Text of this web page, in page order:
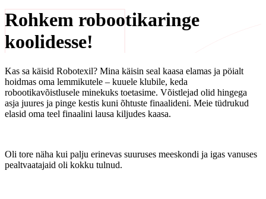
Rohkem robootikaringe
koolidesse!
Kas sa käisid Robotexil? Mina käisin seal kaasa elamas ja pöialt
hoidmas oma lemmikutele – kuuele klubile, keda
robootikavõistlusele minekuks toetasime. Võistlejad olid hingega
asja juures ja pinge kestis kuni õhtuste finaalideni. Meie tüdrukud
elasid oma teel finaalini lausa kiljudes kaasa.
Oli tore näha kui palju erinevas suuruses meeskondi ja igas vanuses
pealtvaatajaid oli kokku tulnud.